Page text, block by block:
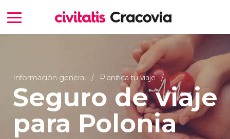
Información general Planifica tu viaje
Seguro de viaje
para Polonia